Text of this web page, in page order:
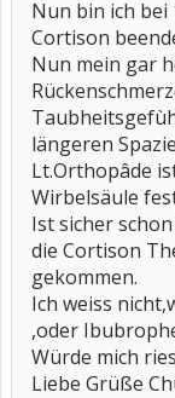
Nun bin ich bei
Cortison
Nun mein gar
längeren
Lt.Orthopâde
Wirbelsäule
Ist sicher
die Cortison
gekommen.
Ich weiss
,oder
Würde mich
Liebe Grüße